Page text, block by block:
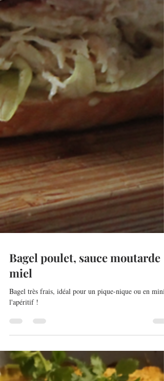
Bagel poulet, sauce moutarde
miel
Bagel très frais, idéal pour un pique-nique ou en mini
l'apéritif !